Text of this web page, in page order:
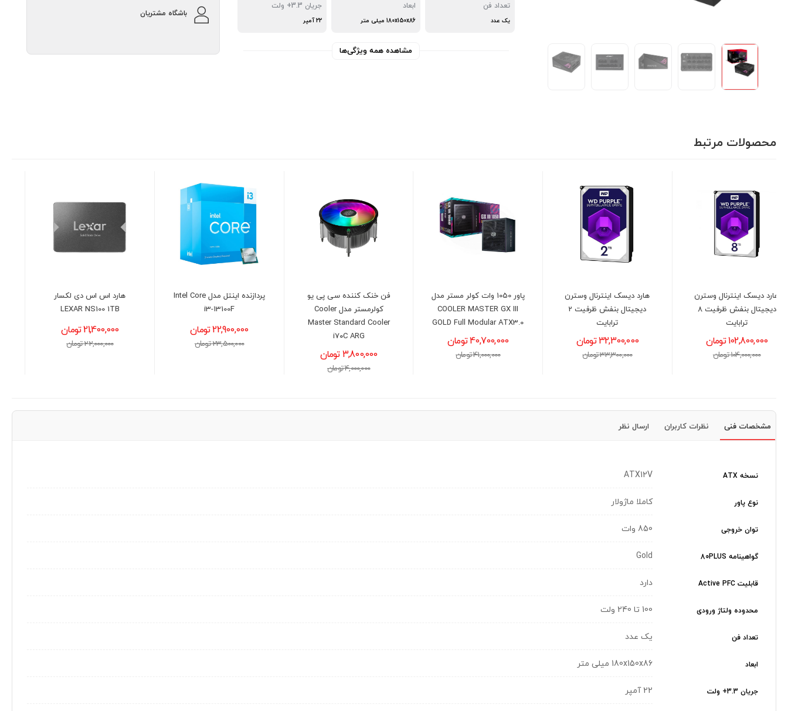
تعداد فن
یک عدد
ابعاد
180x150x86 میلی‌ متر
جریان 3.3+ ولت
22 آمپر
مشاهده همه ویژگی‌ها
باشگاه مشتریان
محصولات مرتبط
هارد دیسک اینترنال وسترن
ترابایت
32,300,000 تومان
33,300,000 تومان
پاور 1050 وات کولر مستر مدل
COOLER MASTER GX III
GOLD Full Modular ATX3.0
40,700,000 تومان
41,000,000 تومان
فن خنک کننده سی پی یو
کولرمستر مدل Cooler
Master Standard Cooler
i۷۰C ARG
3,800,000 تومان
پردازنده اینتل مدل Intel Core
i3-13100F
22,900,000 تومان
هارد اس اس دی لکسار
LEXAR NS100 1TB
21,400,000 تومان
22,000,000 تومان
پردازنده اینتل مدل Intel Core
i7 14700K Raptor Lake-R
85,300,000 تومان
86,000,000 تومان
مشخصات فنی نظرات کاربران ارسال نظر
نسخه ATX ATX12V
نوع پاور کاملا ماژولار
توان خروجی 850 وات
گواهینامه 80PLUS Gold
قابلیت Active PFC دارد
محدوده ولتاژ ورودی 100 تا 240 ولت
تعداد فن یک عدد
ابعاد 180x150x86 میلی‌ متر
جریان 3.3+ ولت 22 آمپر